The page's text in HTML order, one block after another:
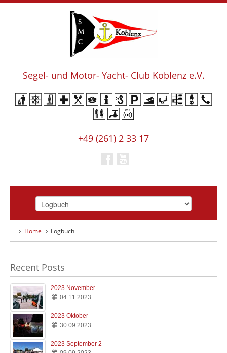
Segel- und Motor- Yacht- Club Koblenz e.V.
+49 (261) 2 33 17
Willkommen
Clubinfos
Essen & Trinken
Home Logbuch
Recent Posts
2023 November
04.11.2023
2023 Oktober
30.09.2023
2023 September 2